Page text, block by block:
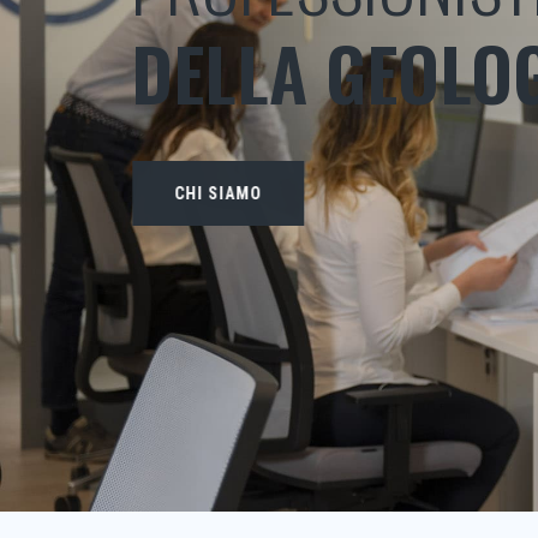
CHI SIAMO
DELLA